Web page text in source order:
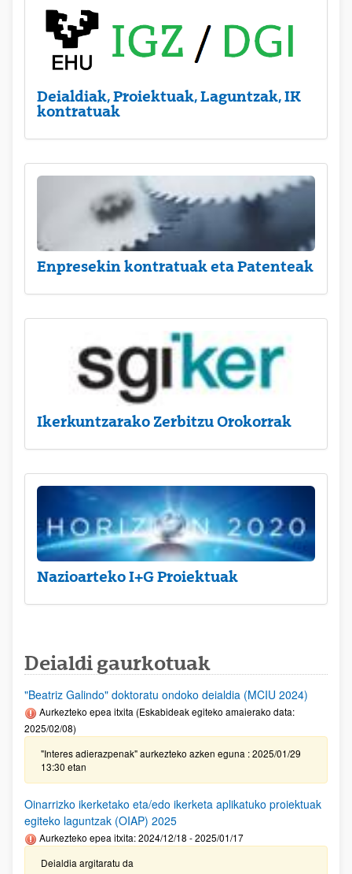
Deialdiak, Proiektuak, Laguntzak, IK
kontratuak
Enpresekin kontratuak eta Patenteak
Ikerkuntzarako Zerbitzu Orokorrak
Nazioarteko I+G Proiektuak
Deialdi gaurkotuak
"Beatriz Galindo" doktoratu ondoko deialdia (MCIU 2024)
Aurkezteko epea itxita (Eskabideak egiteko amaierako data:
2025/02/08)
"Interes adierazpenak" aurkezteko azken eguna : 2025/01/29
13:30 etan
Oinarrizko ikerketako eta/edo ikerketa aplikatuko proiektuak
egiteko laguntzak (OIAP) 2025
Aurkezteko epea itxita: 2024/12/18 - 2025/01/17
Deialdia argitaratu da